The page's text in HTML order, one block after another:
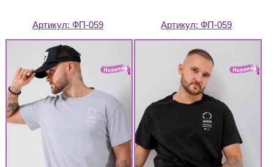
Артикул:ФП-059 Артикул:ФП-059